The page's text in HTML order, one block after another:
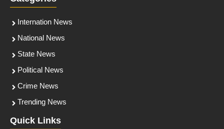
Internation News
National News
State News
Political News
Crime News
Trending News
Quick Links